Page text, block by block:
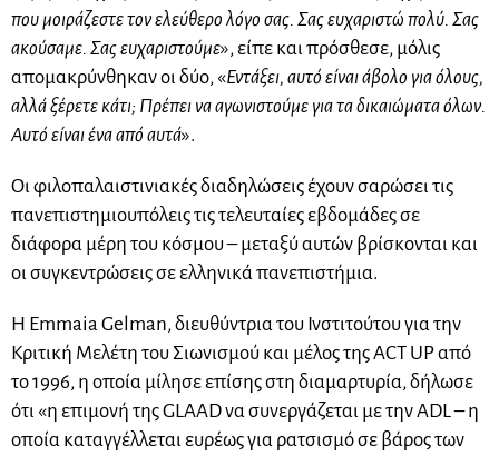
που μοιράζεστε τον ελεύθερο λόγο σας. Σας ευχαριστώ πολύ. Σας
ακούσαμε. Σας ευχαριστούμε», είπε και πρόσθεσε, μόλις
απομακρύνθηκαν οι δύο, «Εντάξει, αυτό είναι άβολο για όλους,
αλλά ξέρετε κάτι; Πρέπει να αγωνιστούμε για τα δικαιώματα όλων.
Αυτό είναι ένα από αυτά».
Οι φιλοπαλαιστινιακές διαδηλώσεις έχουν σαρώσει τις
πανεπιστημιουπόλεις τις τελευταίες εβδομάδες σε
διάφορα μέρη του κόσμου – μεταξύ αυτών βρίσκονται και
οι συγκεντρώσεις σε ελληνικά πανεπιστήμια.
Η Emmaia Gelman, διευθύντρια του Ινστιτούτου για την
Κριτική Μελέτη του Σιωνισμού και μέλος της ACT UP από
το 1996, η οποία μίλησε επίσης στη διαμαρτυρία, δήλωσε
ότι «η επιμονή της GLAAD να συνεργάζεται με την ADL – η
οποία καταγγέλλεται ευρέως για ρατσισμό σε βάρος των